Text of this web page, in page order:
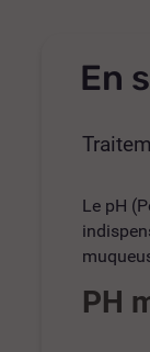
En
Le pH
PH